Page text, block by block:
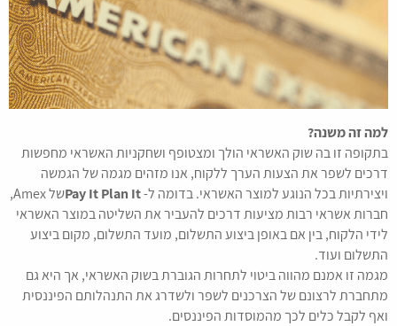
למה זה משנה?
בתקופה זו בה שוק האשראי הולך ומצטופף ושחקניות האשראי מחפשות
דרכים לשפר את הצעות הערך ללקוח, אנו מזהים מגמה של הגמשה
ויצירתיות בכל הנוגע למוצר האשראי. בדומה ל-Pay It Plan It
של Amex,
חברות אשראי רבות מציעות דרכים להעביר את השליטה במוצר האשראי
לידי הלקוח, בין אם באופן ביצוע התשלום, מועד התשלום, מקום ביצוע
התשלום ועוד.
מגמה זו אמנם מהווה ביטוי לתחרות הגוברת בשוק האשראי, אך היא גם
מתחברת לרצונם של הצרכנים לשפר ולשדרג את התנהלותם הפיננסית
ואף לקבל כלים לכך מהמוסדות הפיננסים.